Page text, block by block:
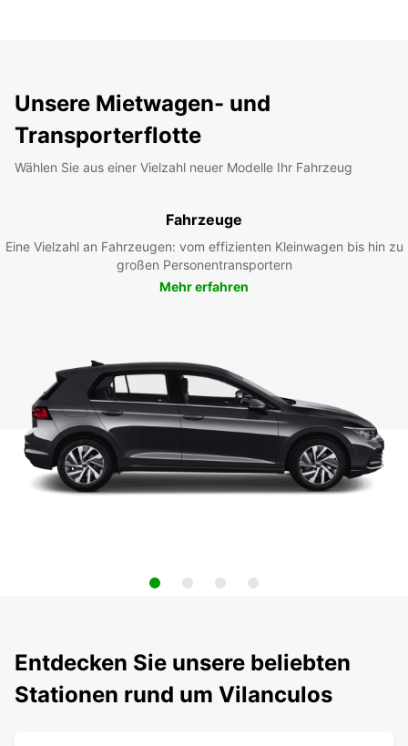
Unsere Mietwagen- und
Transporterflotte
Wählen Sie aus einer Vielzahl neuer Modelle Ihr Fahrzeug
Fahrzeuge
Eine Vielzahl an Fahrzeugen: vom effizienten Kleinwagen bis hin zu
großen Personentransportern
Mehr erfahren
Entdecken Sie unsere beliebten
Stationen rund um Vilanculos